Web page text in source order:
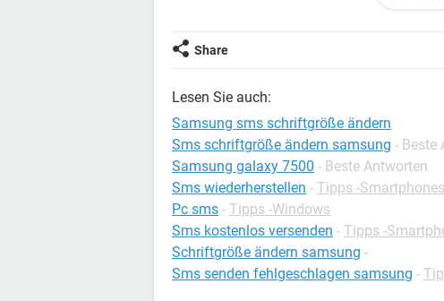
Share
Lesen Sie auch:
Samsung sms schriftgröße ändern
Sms schriftgröße ändern samsung - Beste
Samsung galaxy 7500 - Beste Antworten
Sms wiederherstellen - Tipps -Smartphones
Pc sms - Tipps -Windows
Sms kostenlos versenden - Tipps -
Schriftgröße ändern samsung -
Sms senden fehlgeschlagen samsung -